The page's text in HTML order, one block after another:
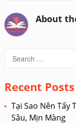
About
Search
Recent Posts
Tại Sao Nên Tẩy
Sâu, Mịn Màng